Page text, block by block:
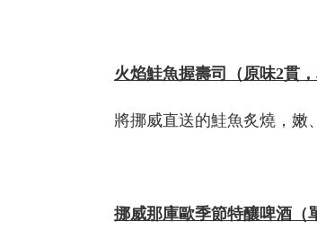
火焰鮭魚握壽司（原味2貫，
將挪威直送的鮭魚炙燒，嫩
挪威那庫歐季節特釀啤酒